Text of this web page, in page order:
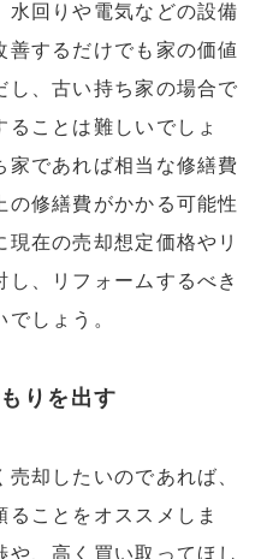
水回りや電気などの設備
善するだけでも家の価値
し、古い持ち家の場合で
ことは難しいでしょ
家であれば相当な修繕費
の修繕費がかかる可能性
在の売却想定価格やリ
、リフォームするべき
しょう。
りを出す
却したいのであれば、
ことをオススメしま
、高く買い取ってほし